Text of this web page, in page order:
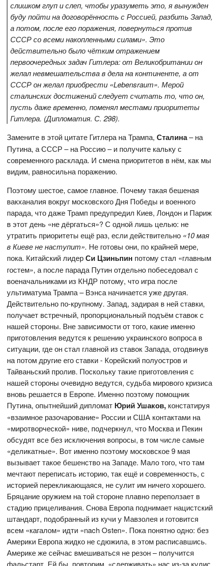
слишком глуп и слеп, чтобы уразуметь это, я вынужден
буду пойти на договорённость с Россией, разбить Запад,
а потом, после его поражения, повернуться против
СССР со всеми накопленными силами». Это
действительно было чётким отражением
первоочередных задач Гитлера: от Великобритании он
желал невмешательства в дела на континенте, а от
СССР он желал приобрести «Lebensraum». Мерой
сталинских достижений следует считать то, что он,
пусть даже временно, поменял местами приоритеты
Гитлера. (Дипломатия. С. 298).
Замените в этой цитате Гитлера на Трампа,Сталина– на
Путина, а СССР – на Россию – и получите кальку с
современного расклада. И смена приоритетов в нём, как мы
видим, равносильна поражению.
Поэтому шестое, самое главное. Почему такая бешеная
вакханалия вокруг московского Дня Победы и военного
парада, что даже Трамп предупредил Киев, Лондон и Париж
в этот день «не дёргаться»? С одной лишь целью: не
утратить приоритеты ещё раз, если действительно «10 мая
в Киеве не наступит». Не готовы они, по крайней мере,
пока. Китайский лидерСи Цзиньпин потому стал «главным
гостем», а после парада Путин отдельно побеседовал с
военачальниками из КНДР потому, что игра после
ультиматума Трампа – Вэнса начинается уже другая.
Действительно по-крупному. Запад, задирая в ней ставки,
получает встречный, пропорциональный подъём ставок с
нашей стороны. Вне зависимости от того, какие именно
приготовления ведутся к решению украинского вопроса в
ситуации, где он стал главной из ставок Запада, отодвинув
на потом другие его ставки - Корейский полуостров и
Тайваньский пролив. Поскольку такие приготовления с
нашей стороны очевидно ведутся, судьба мирового кризиса
вновь решается в Европе. Именно поэтому помощник
Путина, опытнейший дипломат Юрий Ушаков, констатируя
«взаимное разочарование» России и США контактами на
«миротворческой» ниве, подчеркнул, что Москва и Пекин
обсудят все без исключения вопросы, в том числе самые
«деликатные». Вот именно поэтому московское 9 мая
вызывает такое бешенство на Западе. Мало того, что там
мечтают переписать историю, так ещё и современность, с
историей перекликающаяся, не сулит им ничего хорошего.
Бряцание оружием на той стороне плавно переползает в
стадию прицеливания. Снова Европа поднимает нацистский
штандарт, подобранный из кучи у Мавзолея и готовится
всем «кагалом» идти «nach Osten». Пока понятно одно: без
Америки Европа жидко не сдюжила, в этом расписавшись.
Америке же сейчас вмешиваться не резон – получится
фальстарт. Ей бы, повторим, «сдерживать» нас из-за кулис,